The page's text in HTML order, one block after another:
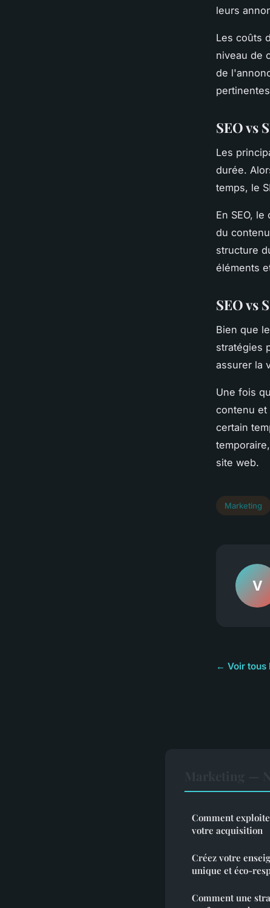
leurs
Les coûts
niveau de
de
SEO vs
Les
durée.
temps, le
En SEO,
du
structure
éléments
SEO vs
Bien que
stratégies
assurer la
Une fois
contenu et
certain
site web.
Marketing
V
← Voir tous
Comment
votre acquisition
Créez votre
unique et éco-
Comment une